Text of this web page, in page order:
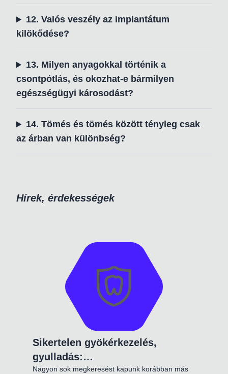
12. Valós veszély az implantátum
kilökődése?
13. Milyen anyagokkal történik a
csontpótlás, és okozhat-e bármilyen
egészségügyi károsodást?
14. Tömés és tömés között tényleg csak
az árban van különbség?
Hírek, érdekességek
Sikertelen gyökérkezelés,
gyulladás:…
Nagyon sok megkeresést kapunk korábban más